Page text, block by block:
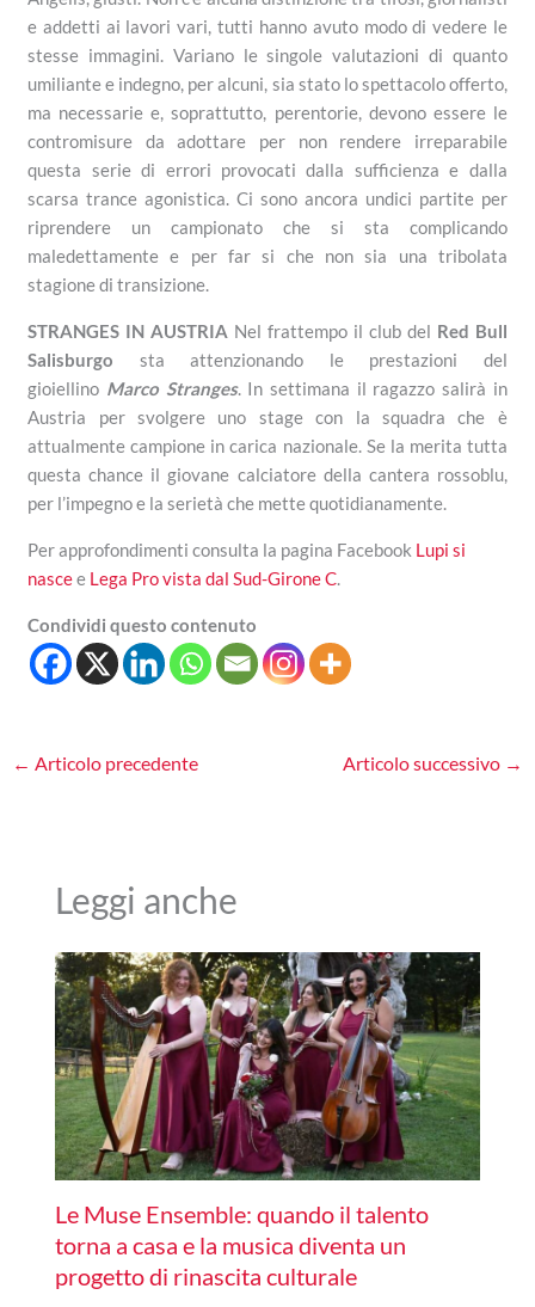
e addetti ai lavori vari, tutti hanno avuto modo di vedere le
stesse immagini. Variano le singole valutazioni di quanto
umiliante e indegno, per alcuni, sia stato lo spettacolo offerto,
ma necessarie e, soprattutto, perentorie, devono essere le
contromisure da adottare per non rendere irreparabile
questa serie di errori provocati dalla sufficienza e dalla
scarsa trance agonistica. Ci sono ancora undici partite per
riprendere un campionato che si sta complicando
maledettamente e per far si che non sia una tribolata
stagione di transizione.
STRANGES IN AUSTRIA Nel frattempo il club del Red Bull
Salisburgo sta attenzionando le prestazioni del
gioiellino Marco Stranges. In settimana il ragazzo salirà in
Austria per svolgere uno stage con la squadra che è
attualmente campione in carica nazionale. Se la merita tutta
questa chance il giovane calciatore della cantera rossoblu,
per l’impegno e la serietà che mette quotidianamente.
Per approfondimenti consulta la pagina Facebook Lupi si
nascee Lega Pro vista dal Sud-Girone C.
Condividi questo contenuto
← Articolo precedente Articolo successivo →
Leggi anche
Le Muse Ensemble: quando il talento
torna a casa e la musica diventa un
progetto di rinascita culturale